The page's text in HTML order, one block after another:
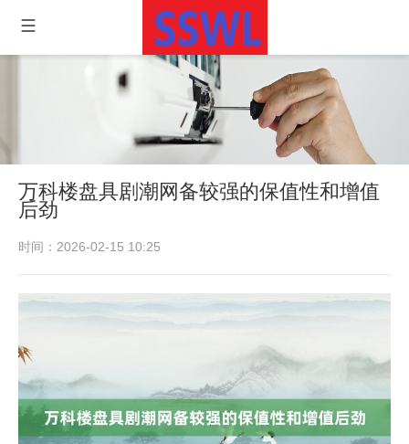
万科楼盘具剧潮网备较强的保值性和增值
后劲
时间：2026-02-15 10:25